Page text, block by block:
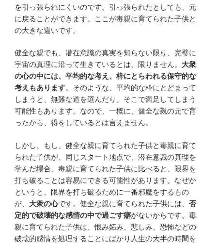
を引っ張られにくいのです。引っ張られたとしても、元
に戻ることができます。ここが毒親に育てられた子供と
の大きな違いです。
健全な親でも、潜在意識の真実を知らない限り、完璧に
宇宙の真理に沿って生きているとは、限りません。 大衆
の心の中には、平均的な考え、枠にとらわれる保守的な
考えもあります。そのような、平均的な枠にとどまって
しまうと、無難な道を選んだり、そこで満足してしまう
可能性もあります。なので、一概に、健全な親の元で育
ったから、得をしているとは言えません。
しかし、もし、健全な親に育てられた子供と毒親に育て
られた子供が、同じスタート地点で、潜在意識の真理を
学んだ場合、毒親に育てられた子供に比べると、限界を
打ち破ることは容易にできる可能性があります。なぜか
というと、限界を打ち破るために一番邪魔をするもの
が、 大衆の心です。健全な親に育てられた子供には、 否
定的で破壊的な感情の中で過ごす癖がないからです。毒
親に育てられた子供は、恨み妬み、悲しみ、恐怖などの
破壊的感情を処理することにばかり人生の大半の時間を